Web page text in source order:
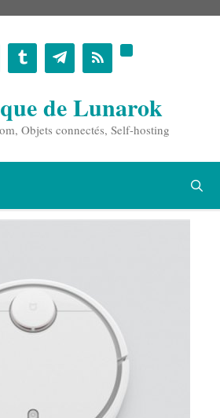
de Lunarok
Objets connectés, Self-hosting